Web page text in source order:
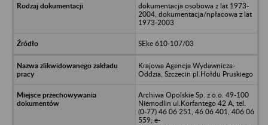
dokumentacja osobowa z lat 1973-
2004, dokumentacja/npłacowa z lat
1973-2003
SEke 610-107/03
Krajowa Agencja Wydawnicza-
Oddzia, Szczecin pl.Hołdu Pruskiego
Archiwa Opolskie Sp. z o.o. 49-100
Niemodlin ul.Korfantego 42 A, tel.
(0-77) 46 06 251, 46 06 401, 406 06
559; e-